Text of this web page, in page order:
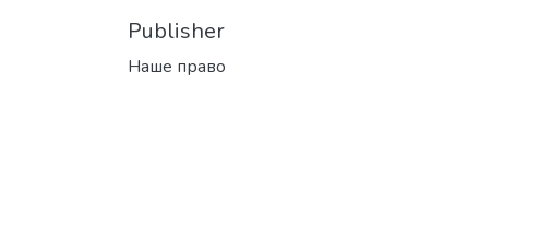
Publisher
Наше право